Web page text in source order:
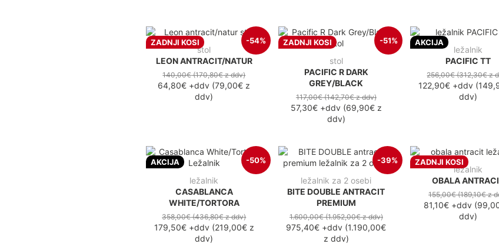
ZADNJI KOSI -54%
stol
LEON ANTRACIT/NATUR
140,00€(170,80€z ddv)
64,80€ +ddv (79,00€ z
ddv)
ZADNJI KOSI -51%
stol
PACIFIC R DARK
GREY/BLACK
117,00€(142,70€z ddv)
57,30€+ddv(69,90€z
ddv)
AKCIJA
ležalnik
PACIFIC TT
256,00€(312,30€z
122,90€+ddv(
ddv)
AKCIJA -50%
ležalnik
CASABLANCA
WHITE/TORTORA
358,00€(436,80€z ddv)
179,50€+ddv(219,00€z
ddv)
-39%
ležalnik za 2 osebi
BITE DOUBLE ANTRACIT
PREMIUM
1.600,00€(1.952,00€z ddv)
975,40€ +ddv (1.190,00€
z ddv)
ZADNJI KOSI
ležalnik
OBALA
155,00€(189,10€z
81,10€+ddv(
ddv)